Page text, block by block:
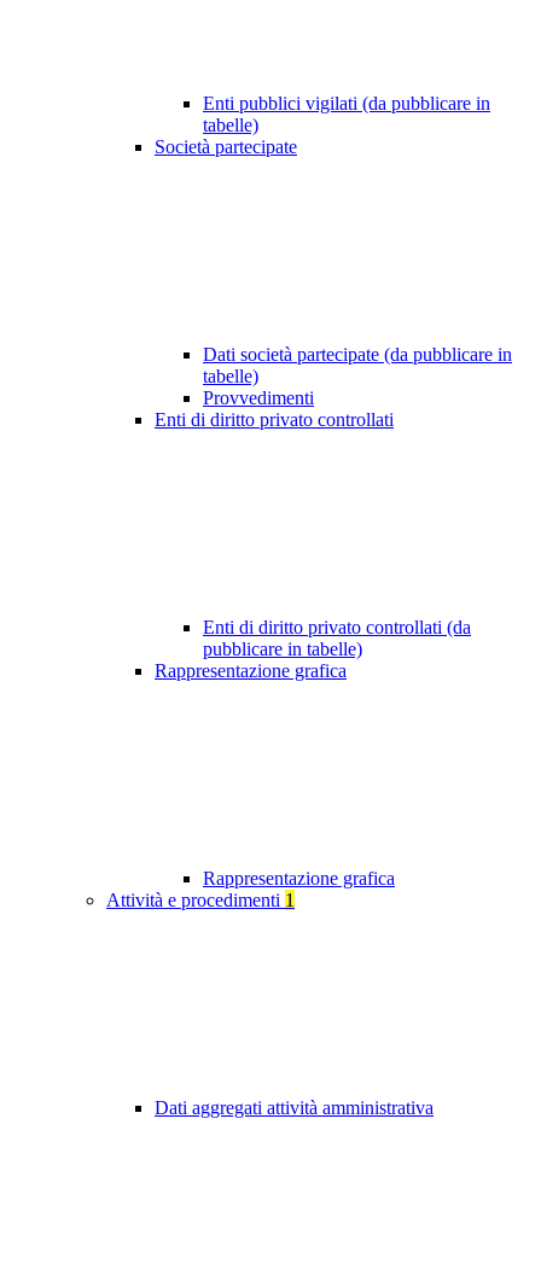
Enti pubblici vigilati (da pubblicare in
tabelle)
Società partecipate
Dati società partecipate (da pubblicare in
tabelle)
Provvedimenti
Enti di diritto privato controllati
Enti di diritto privato controllati (da
pubblicare in tabelle)
Rappresentazione grafica
Rappresentazione grafica
Attività e procedimenti 1
Dati aggregati attività amministrativa